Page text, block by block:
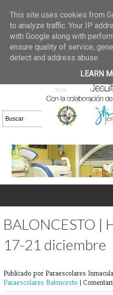
02 jun 2026
30/05/2026
25
DE FOTOS 23/05/
2026
GALERIA DE
16/05/2026
DE FOTOS 09/05/
2026
GALERIA DE
26/04/2026
BALONCESTO |
17-21 diciembre
Publicado por Paraescolares
Paraescolares Baloncesto |
This site uses cookies from
to analyze traffic. Your IP
with Google along with
ensure quality of service,
detect and address abuse.
LEARN